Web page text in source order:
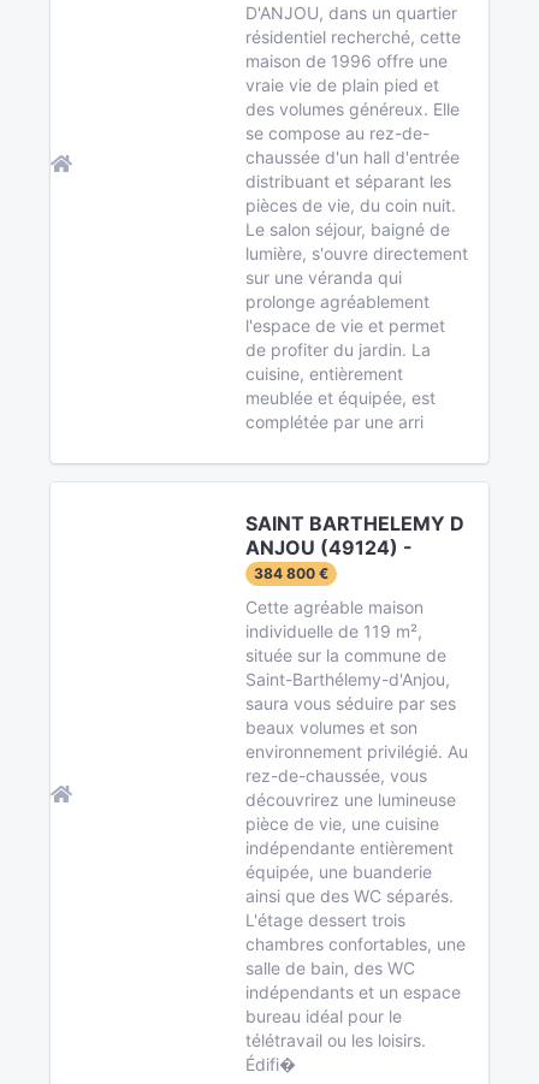
D'ANJOU, dans un quartier
résidentiel recherché, cette
maison de 1996 offre une
vraie vie de plain pied et
des volumes généreux. Elle
se compose au rez-de-
chaussée d'un hall d'entrée
distribuant et séparant les
pièces de vie, du coin nuit.
Le salon séjour, baigné de
lumière, s'ouvre directement
sur une véranda qui
prolonge agréablement
l'espace de vie et permet
de profiter du jardin. La
cuisine, entièrement
meublée et équipée, est
complétée par une arri
SAINT BARTHELEMY D
ANJOU (49124) -
384 800 €
Cette agréable maison
individuelle de 119 m²,
située sur la commune de
Saint-Barthélemy-d'Anjou,
saura vous séduire par ses
beaux volumes et son
environnement privilégié. Au
rez-de-chaussée, vous
découvrirez une lumineuse
pièce de vie, une cuisine
indépendante entièrement
équipée, une buanderie
ainsi que des WC séparés.
L'étage dessert trois
chambres confortables, une
salle de bain, des WC
indépendants et un espace
bureau idéal pour le
télétravail ou les loisirs.
Édifi�